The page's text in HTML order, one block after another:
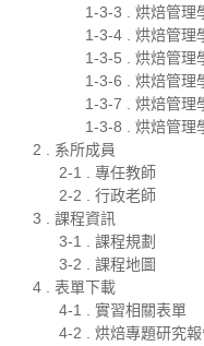
1-3-3 . 烘焙管理
1-3-4 . 烘焙管理
1-3-5 . 烘焙管理
1-3-6 . 烘焙管理
1-3-7 . 烘焙管理
1-3-8 . 烘焙管理
2 . 系所成員
2-1 . 專任教師
2-2 . 行政老師
3 . 課程資訊
3-1 . 課程規劃
3-2 . 課程地圖
4 . 表單下載
4-1 . 實習相關表單
4-2 . 烘焙專題研究